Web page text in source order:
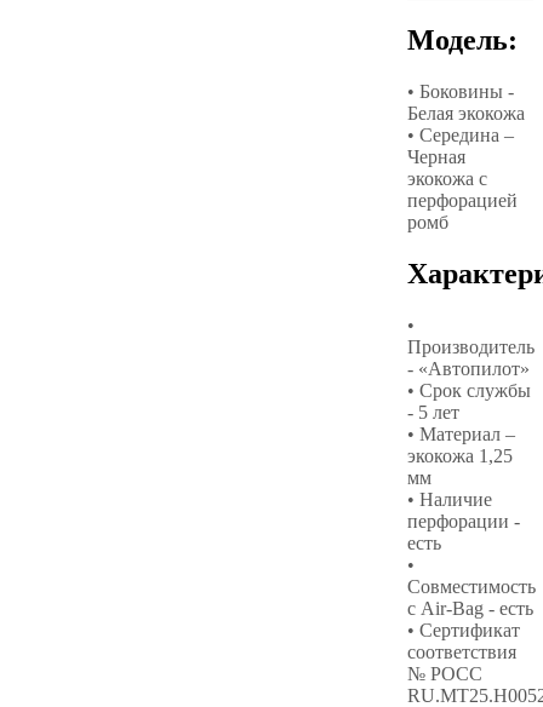
Модель:
• Боковины -
Белая экокожа
• Середина –
Черная
экокожа с
перфорацией
ромб
•
Производитель
- «Автопилот»
• Срок службы
- 5 лет
• Материал –
экокожа 1,25
мм
• Наличие
перфорации -
есть
•
Совместимость
с Air-Bag - есть
• Сертификат
соответствия
№ РОСС